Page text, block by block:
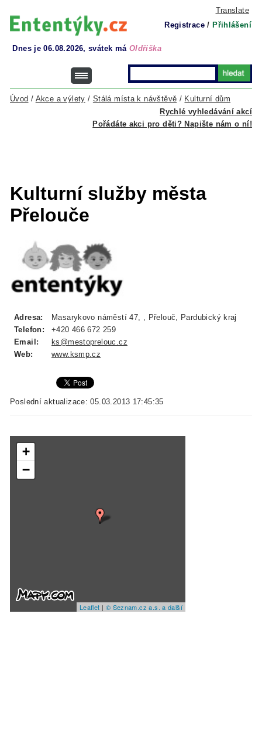
Translate
Registrace / Přihlášení
Dnes je 06.08.2026, svátek má Oldřiška
Rychlé vyhledávání akcí
Úvod / Akce a výlety / Stálá místa k návštěvě / Kulturní dům
Pořádáte akci pro děti? Napište nám o ní!
Kulturní služby města
Přelouče
Adresa:
Masarykovo náměstí 47, , Přelouč, Pardubický kraj
Telefon:
+420 466 672 259
Email:
ks@mestoprelouc.cz
Web:
www.ksmp.cz
Poslední aktualizace: 05.03.2013 17:45:35
+
−
Leaflet | © Seznam.cz a.s. a další